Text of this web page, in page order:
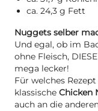
ca. 24,3 g Fett
Nuggets selber
Und egal, ob im
ohne Fleisch,
mega lecker!
Für welches
klassische Chicken
auch an die